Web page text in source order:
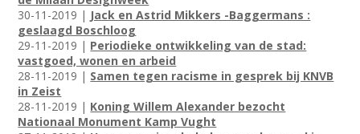
30-11-2019 | Jack en Astrid Mikkers -Baggermans :
geslaagd Boschloog
29-11-2019 | Periodieke ontwikkeling van de stad:
vastgoed, wonen en arbeid
28-11-2019 | Samen tegen racisme in gesprek bij KNVB
in Zeist
28-11-2019 | Koning Willem Alexander bezocht
Nationaal Monument Kamp Vught